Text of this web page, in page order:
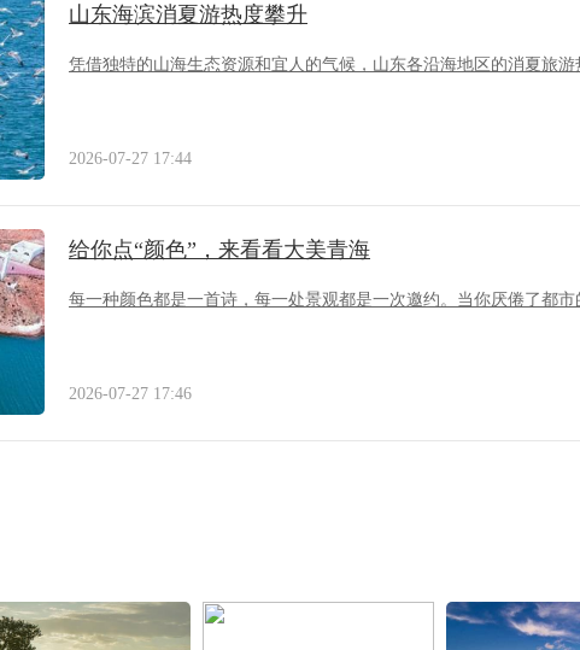
山东海滨消夏游热度攀升
凭借独特的山海生态资源和宜人的气候，山东各沿海地区的消夏旅游
2026-07-27 17:44
给你点“颜色”，来看看大美青海
每一种颜色都是一首诗，每一处景观都是一次邀约。当你厌倦了都市
2026-07-27 17:46